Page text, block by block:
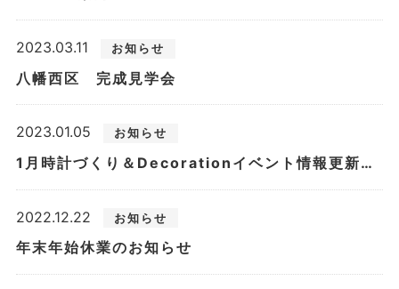
2023.03.11 お知らせ
八幡西区 完成見学会
2023.01.05 お知らせ
1月時計づくり＆Decorationイベント情報更新しました
2022.12.22 お知らせ
年末年始休業のお知らせ